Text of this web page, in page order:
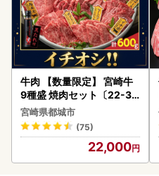
牛肉 【数量限定】 宮崎牛
9種盛 焼肉セット〔22-31
-006-600g〕都城 イチオ
シ!! 牛肉
宮崎県都城市
(75)
22,000